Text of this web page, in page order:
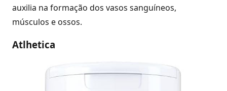
auxilia na formação dos vasos sanguíneos,
músculos e ossos.
Atlhetica